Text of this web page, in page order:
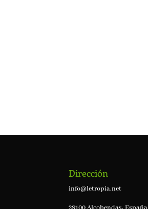
Dirección
info@letropia.net